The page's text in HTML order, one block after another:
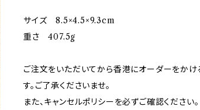
サイズ 8.5×4.5×9.3cm
重さ 407.5g
ご注文をいただいてから香港にオーダーをか
す。ご了承くださいませ。
また、キャンセルポリシーを必ずご確認ください。